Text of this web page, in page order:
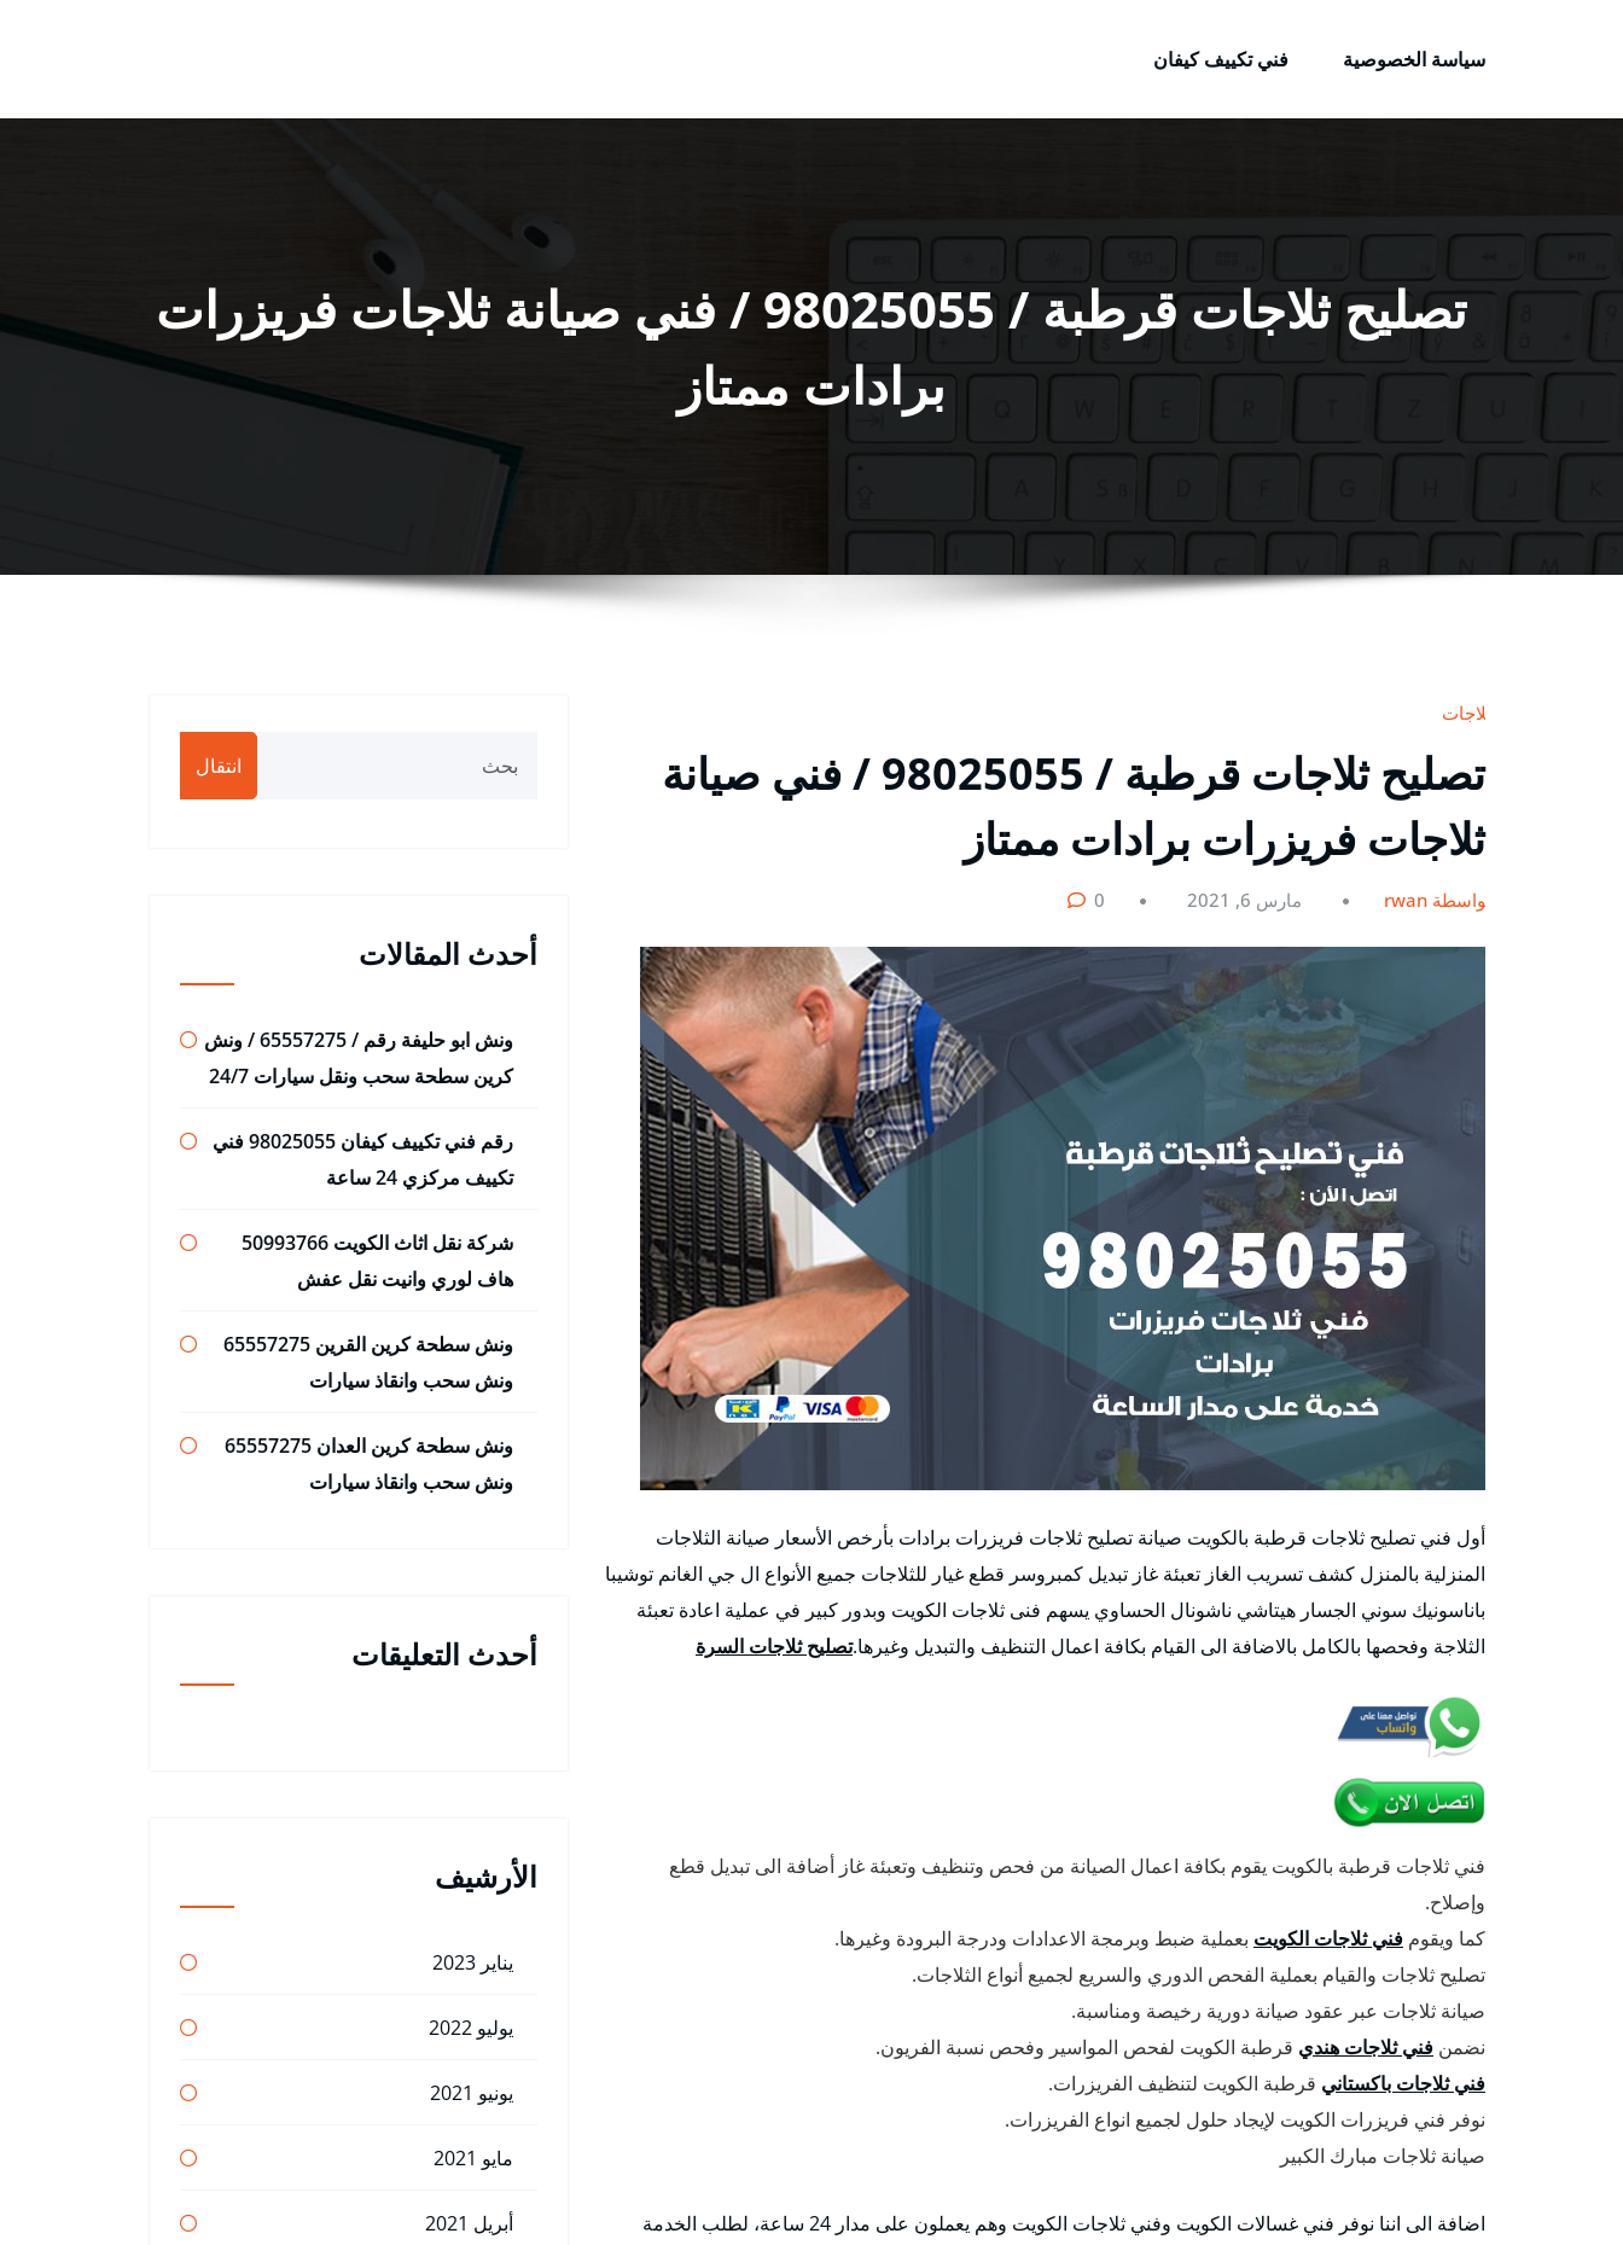
سياسة الخصوصية
فني تكييف كيفان
تصليح ثلاجات قرطبة / 98025055 / فني صيانة ثلاجات فريزرات
برادات ممتاز
ثلاجات
تصليح ثلاجات قرطبة / 98025055 / فني صيانة
ثلاجات فريزرات برادات ممتاز
بواسطة rwan مارس 6, 2021 0
أول فني تصليح ثلاجات قرطبة بالكويت صيانة تصليح ثلاجات فريزرات برادات بأرخص الأسعار صيانة الثلاجات
المنزلية بالمنزل كشف تسريب الغاز تعبئة غاز تبديل كمبروسر قطع غيار للثلاجات جميع الأنواع ال جي الغانم توشيبا
باناسونيك سوني الجسار هيتاشي ناشونال الحساوي يسهم فنى ثلاجات الكويت وبدور كبير في عملية اعادة تعبئة
الثلاجة وفحصها بالكامل بالاضافة الى القيام بكافة اعمال التنظيف والتبديل وغيرها.تصليح ثلاجات السرة
فني ثلاجات قرطبة بالكويت يقوم بكافة اعمال الصيانة من فحص وتنظيف وتعبئة غاز أضافة الى تبديل قطع
وإصلاح.
كما ويقوم فني ثلاجات الكويت بعملية ضبط وبرمجة الاعدادات ودرجة البرودة وغيرها.
تصليح ثلاجات والقيام بعملية الفحص الدوري والسريع لجميع أنواع الثلاجات.
صيانة ثلاجات عبر عقود صيانة دورية رخيصة ومناسبة.
نضمن فني ثلاجات هندي قرطبة الكويت لفحص المواسير وفحص نسبة الفريون.
فني ثلاجات باكستاني قرطبة الكويت لتنظيف الفريزرات.
نوفر فني فريزرات الكويت لإيجاد حلول لجميع انواع الفريزرات.
صيانة ثلاجات مبارك الكبير
اضافة الى اننا نوفر فني غسالات الكويت وفني ثلاجات الكويت وهم يعملون على مدار 24 ساعة، لطلب الخدمة
انتقال
أحدث المقالات
ونش ابو حليفة رقم / 65557275 / ونش
كرين سطحة سحب ونقل سيارات 24/7
رقم فني تكييف كيفان 98025055 فني
تكييف مركزي 24 ساعة
شركة نقل اثاث الكويت 50993766
هاف لوري وانيت نقل عفش
ونش سطحة كرين القرين 65557275
ونش سحب وانقاذ سيارات
ونش سطحة كرين العدان 65557275
ونش سحب وانقاذ سيارات
أحدث التعليقات
الأرشيف
يناير 2023
يوليو 2022
يونيو 2021
مايو 2021
أبريل 2021